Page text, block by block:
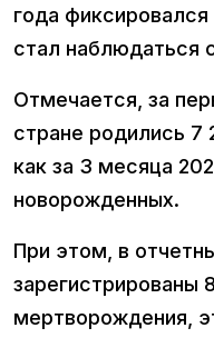
года
стал наблюдаться
Отмечается, за
стране родились 7
как за 3 месяца
новорожденных.
При этом, в
зарегистрированы
мертворождения,